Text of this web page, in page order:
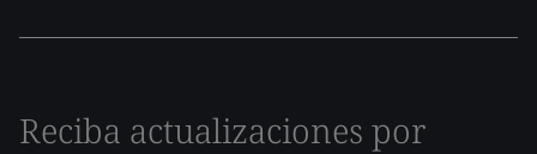
Reciba actualizaciones por